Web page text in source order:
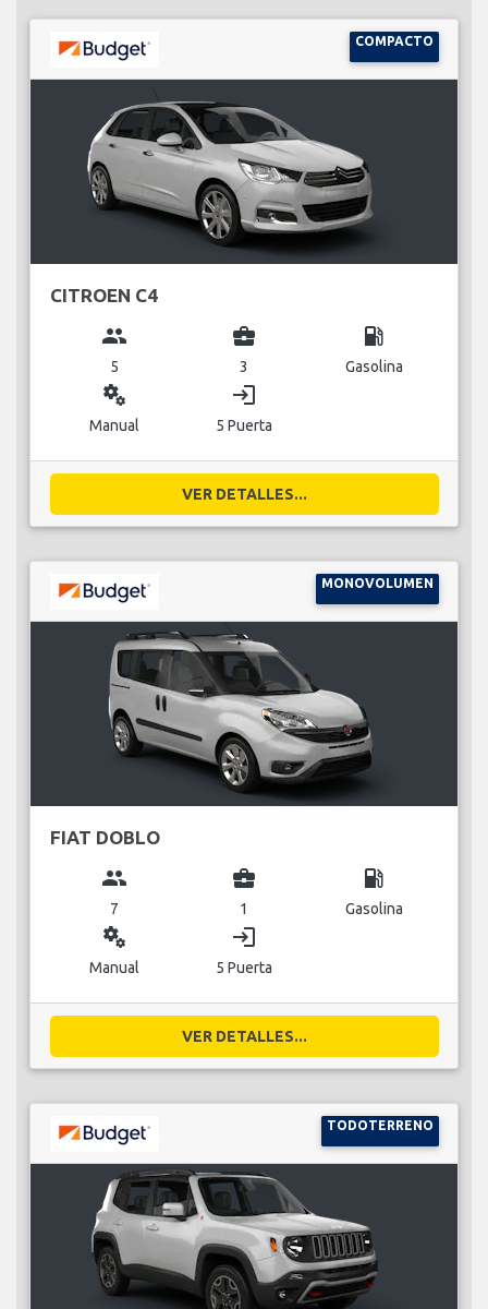
COMPACTO
CITROEN C4
group
5
business_center
3
local_gas_station
Gasolina
miscellaneous_services
Manual
login
5 Puerta
VER DETALLES...
MONOVOLUMEN
FIAT DOBLO
group
7
business_center
1
local_gas_station
Gasolina
miscellaneous_services
Manual
login
5 Puerta
VER DETALLES...
TODOTERRENO